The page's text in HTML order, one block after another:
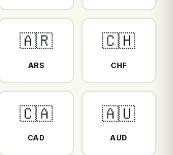
🇦🇷
ARS
🇨🇭
CHF
🇨🇦
CAD
🇦🇺
AUD